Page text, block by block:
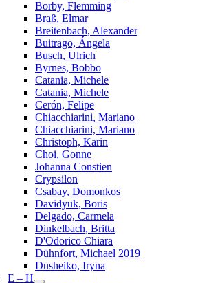
Borby, Flemming
Braß, Elmar
Breitenbach, Alexander
Buitrago, Ángela
Busch, Ulrich
Byrnes, Bobbo
Catania, Michele
Catania, Michele
Cerón, Felipe
Chiacchiarini, Mariano
Chiacchiarini, Mariano
Christoph, Karin
Choi, Gonne
Johanna Constien
Crypsilon
Csabay, Domonkos
Davidyuk, Boris
Delgado, Carmela
Dinkelbach, Britta
D'Odorico Chiara
Dühnfort, Michael 2019
Dusheiko, Iryna
E – H